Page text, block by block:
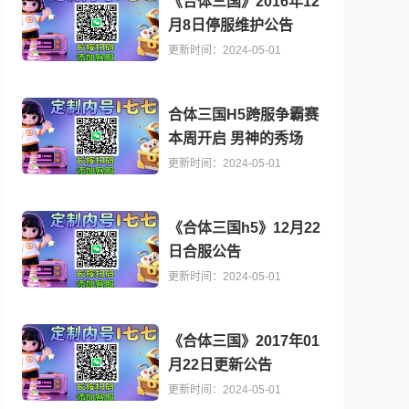
推荐 游戏内号名额游戏预约大全 手游福利榜
月8日停服维护公告
更新时间：2024-05-01
合体三国H5跨服争霸赛
本周开启 男神的秀场
更新时间：2024-05-01
《合体三国h5》12月22
日合服公告
更新时间：2024-05-01
《合体三国》2017年01
月22日更新公告
更新时间：2024-05-01